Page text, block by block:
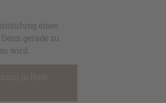
eines
gerade zu
wird.
in Ihrer